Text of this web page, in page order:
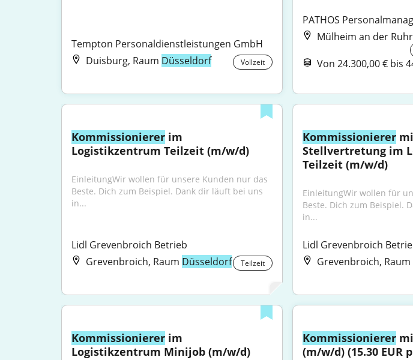
Tempton Personaldienstleistungen GmbH
Duisburg, Raum Düsseldorf Vollzeit
PATHOS
Mülheim an der
Von 24.300,00 € bis
Kommissionierer im
Logistikzentrum Teilzeit (m/w/d)
EinleitungWir wollen für unsere Kunden nur das
Beste. Dich zum Beispiel. Dank dir läuft bei uns
in...
Lidl Grevenbroich Betrieb
Grevenbroich, Raum Düsseldorf Teilzeit
Kommissionierer
Stellvertretung im
Teilzeit (m/w/d)
EinleitungWir wollen für
Beste. Dich zum Beispiel.
in...
Lidl Grevenbroich
Grevenbroich, Raum
Kommissionierer im
Logistikzentrum Minijob (m/w/d)
Kommissionierer
(m/w/d) (15.30 EUR